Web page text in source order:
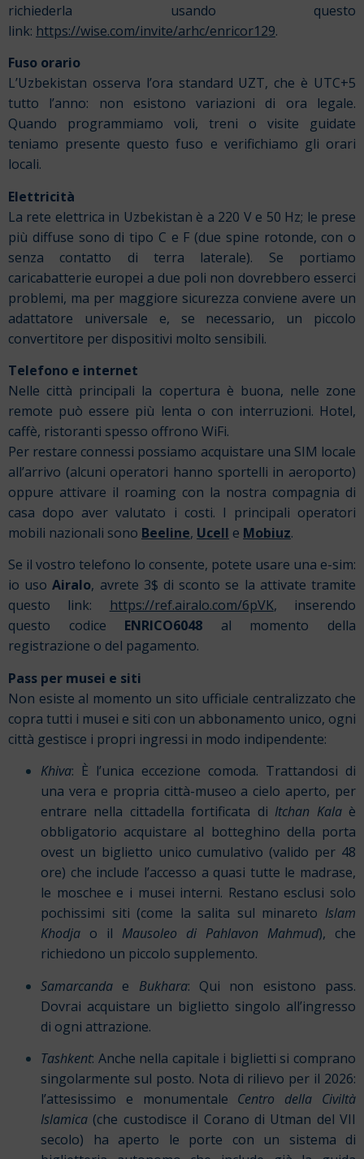
richiederla usando questo
link: https://wise.com/invite/arhc/enricor129.
Fuso orario
L’Uzbekistan osserva l’ora standard UZT, che è UTC+5
tutto l’anno: non esistono variazioni di ora legale.
Quando programmiamo voli, treni o visite guidate
teniamo presente questo fuso e verifichiamo gli orari
locali.
Elettricità
La rete elettrica in Uzbekistan è a 220 V e 50 Hz; le prese
più diffuse sono di tipo C e F (due spine rotonde, con o
senza contatto di terra laterale). Se portiamo
caricabatterie europei a due poli non dovrebbero esserci
problemi, ma per maggiore sicurezza conviene avere un
adattatore universale e, se necessario, un piccolo
convertitore per dispositivi molto sensibili.
Telefono e internet
Nelle città principali la copertura è buona, nelle zone
remote può essere più lenta o con interruzioni. Hotel,
caffè, ristoranti spesso offrono WiFi.
Per restare connessi possiamo acquistare una SIM locale
all’arrivo (alcuni operatori hanno sportelli in aeroporto)
oppure attivare il roaming con la nostra compagnia di
casa dopo aver valutato i costi. I principali operatori
mobili nazionali sono Beeline, Ucell e Mobiuz.
Se il vostro telefono lo consente, potete usare una e-sim:
io usoAiralo, avrete 3$ di sconto se la attivate tramite
questo link:
https://ref.airalo.com/6pVK, inserendo
questo codice ENRICO6048 al momento della
registrazione o del pagamento.
Pass per musei e siti
Non esiste al momento un sito ufficiale centralizzato che
copra tutti i musei e siti con un abbonamento unico, ogni
città gestisce i propri ingressi in modo indipendente:
Khiva: È l’unica eccezione comoda. Trattandosi di
una vera e propria città-museo a cielo aperto, per
entrare nella cittadella fortificata di Itchan Kalaè
obbligatorio acquistare al botteghino della porta
ovest un biglietto unico cumulativo (valido per 48
ore) che include l’accesso a quasi tutte le madrase,
le moschee e i musei interni. Restano esclusi solo
pochissimi siti (come la salita sul minareto Islam
Khodja o il Mausoleo di Pahlavon Mahmud), che
richiedono un piccolo supplemento.
Samarcanda e Bukhara: Qui non esistono pass.
Dovrai acquistare un biglietto singolo all’ingresso
di ogni attrazione.
Tashkent: Anche nella capitale i biglietti si comprano
singolarmente sul posto. Nota di rilievo per il 2026:
l’attesissimo e monumentale Centro della Civiltà
Islamica (che custodisce il Corano di Utman del VII
secolo) ha aperto le porte con un sistema di